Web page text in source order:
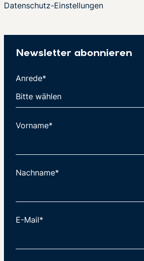
Datenschutz-Einstellungen
Newsletter abonnieren
Anrede*
Vorname*
Nachname*
E-Mail*